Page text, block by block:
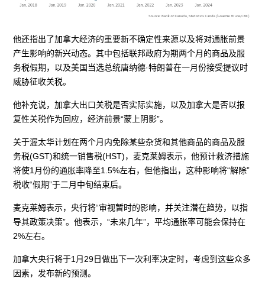
他还指出了加拿大经济的重要新不确定性来源以及将对通胀前景
产生影响的新兴动态。其中包括联邦政府为期两个月的商品及服
务税假期，以及美国当选总统唐纳德·特朗普在一月份接受提议时
威胁征收关税。
他补充说，加拿大出口关税是否实际实施，以及加拿大是否以报
复性关税作为回应，经济前景“蒙上阴影”。
关于渥太华计划在两个月内免除某些杂货和其他商品的商品及服
务税(GST)和统一销售税(HST)，麦克莱姆表示，他预计救济措施
将使1月份的通胀率降至1.5%左右，但他指出，这种影响将“解除”
税收“假期”于二月中旬结束后。
麦克莱姆表示，央行将“审视暂时的影响，并关注潜在趋势，以指
导其政策决策”。他表示，“未来几年”，平均通胀率可能会保持在
2%左右。
加拿大央行将于1月29日做出下一次利率决定时，考虑到这些众多
因素，发布新的预测。